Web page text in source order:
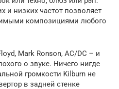
и низких частот позволяет
композициями любого
Mark Ronson, AC/DC – и
о звуке. Ничего нигде
громкости Kilburn не
в задней стенке